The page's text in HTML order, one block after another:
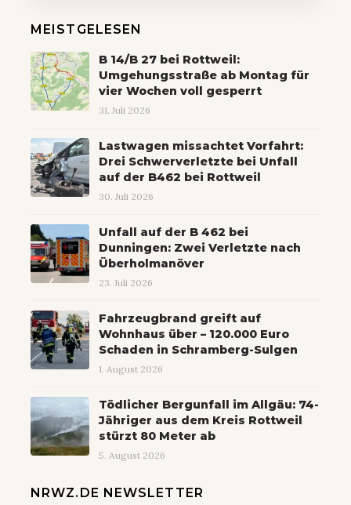
MEISTGELESEN
B 14/B 27 bei Rottweil:
Umgehungsstraße ab Montag für
vier Wochen voll gesperrt
31. Juli 2026
Lastwagen missachtet Vorfahrt:
Drei Schwerverletzte bei Unfall
auf der B462 bei Rottweil
30. Juli 2026
Unfall auf der B 462 bei
Dunningen: Zwei Verletzte nach
Überholmanöver
23. Juli 2026
Fahrzeugbrand greift auf
Wohnhaus über – 120.000 Euro
Schaden in Schramberg-Sulgen
1. August 2026
Tödlicher Bergunfall im Allgäu: 74-
Jähriger aus dem Kreis Rottweil
stürzt 80 Meter ab
5. August 2026
NRWZ.DE NEWSLETTER